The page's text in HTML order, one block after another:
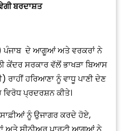
ਬਰਦਾਸ਼ਤ
ਦੇ ਆਗੂਆਂ ਅਤੇ ਵਰਕਰਾਂ ਨੇ
ਕੇਂਦਰ ਸਰਕਾਰ ਵੱਲੋਂ ਭਾਖੜਾ ਬਿਆਸ
ਹਰਿਆਣਾ ਨੂੰ ਵਾਧੂ ਪਾਣੀ ਦੇਣ
ਪ੍ਰਦਰਸ਼ਨ ਕੀਤੇ।
ਨੂੰ ਉਜਾਗਰ ਕਰਦੇ ਹੋਏ,